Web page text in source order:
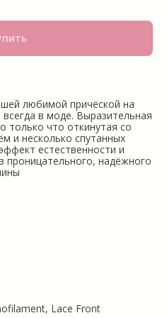
любимой причёской на
в моде. Выразительная
только что откинутая со
и несколько спутанных
естественности и
проницательного, надёжного
Lace Front